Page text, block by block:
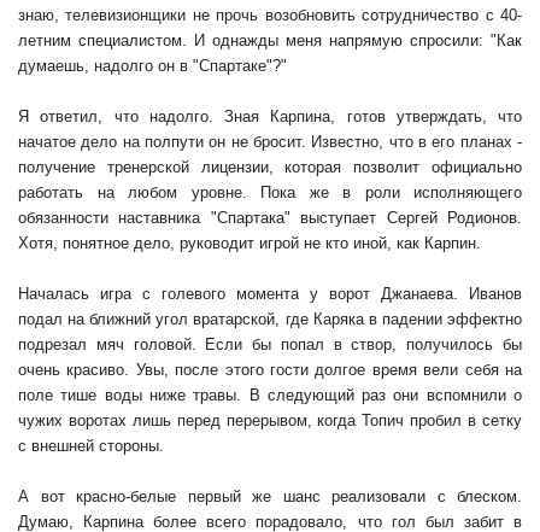
знаю, телевизионщики не прочь возобновить сотрудничество с 40-
летним специалистом. И однажды меня напрямую спросили: "Как
думаешь, надолго он в "Спартаке"?"
Я ответил, что надолго. Зная Карпина, готов утверждать, что
начатое дело на полпути он не бросит. Известно, что в его планах -
получение тренерской лицензии, которая позволит официально
работать на любом уровне. Пока же в роли исполняющего
обязанности наставника "Спартака" выступает Сергей Родионов.
Хотя, понятное дело, руководит игрой не кто иной, как Карпин.
Началась игра с голевого момента у ворот Джанаева. Иванов
подал на ближний угол вратарской, где Каряка в падении эффектно
подрезал мяч головой. Если бы попал в створ, получилось бы
очень красиво. Увы, после этого гости долгое время вели себя на
поле тише воды ниже травы. В следующий раз они вспомнили о
чужих воротах лишь перед перерывом, когда Топич пробил в сетку
с внешней стороны.
А вот красно-белые первый же шанс реализовали с блеском.
Думаю, Карпина более всего порадовало, что гол был забит в